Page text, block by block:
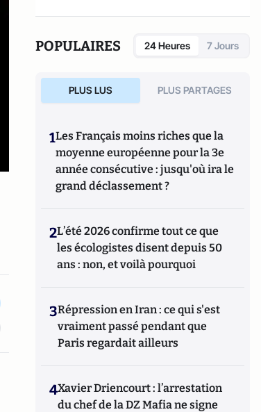
POPULAIRES 24 Heures 7 Jours
PLUS LUS PLUS PARTAGES
1Les Français moins riches que la
moyenne européenne pour la 3e
année consécutive : jusqu'où ira le
grand déclassement ?
2L’été 2026 confirme tout ce que
les écologistes disent depuis 50
ans : non, et voilà pourquoi
3Répression en Iran : ce qui s'est
vraiment passé pendant que
Paris regardait ailleurs
4Xavier Driencourt : l’arrestation
du chef de la DZ Mafia ne signe